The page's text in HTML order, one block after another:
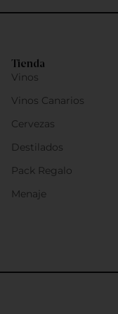
Tienda
Vinos
Vinos Canarios
Cervezas
Destilados
Pack Regalo
Menaje